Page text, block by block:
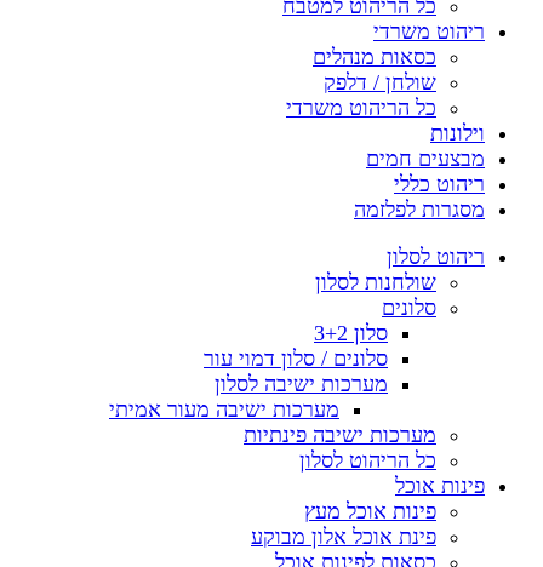
כל הריהוט למטבח
ריהוט משרדי
כסאות מנהלים
שולחן / דלפק
כל הריהוט משרדי
וילונות
מבצעים חמים
ריהוט כללי
מסגרות לפלזמה
ריהוט לסלון
שולחנות לסלון
סלונים
סלון 3+2
סלונים / סלון דמוי עור
מערכות ישיבה לסלון
מערכות ישיבה מעור אמיתי
מערכות ישיבה פינתיות
כל הריהוט לסלון
פינות אוכל
פינות אוכל מעץ
פינת אוכל אלון מבוקע